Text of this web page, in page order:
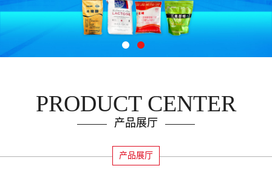
PRODUCT CENTER
产品展厅
产品展厅